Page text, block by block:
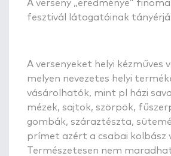
A verseny „eredménye”
fesztivál látogatóinak
A versenyeket helyi kézműves
melyen nevezetes helyi
vásárolhatók, mint pl házi
mézek, sajtok, szörpök,
gombák, száraztészta,
prímet azért a csabai kolbász
Természetesen nem